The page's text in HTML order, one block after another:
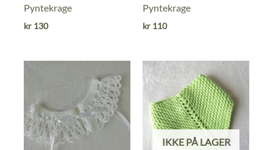
0
ut
Pyntekrage
kr 130
0
ut
Pyntekrage
kr 110
IKKE PÅ LAGER